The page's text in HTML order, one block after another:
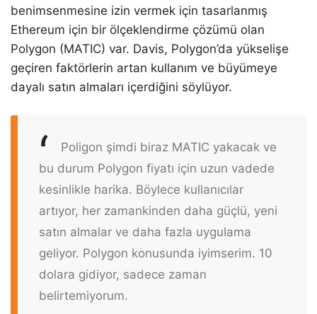
benimsenmesine izin vermek için tasarlanmış
Ethereum için bir ölçeklendirme çözümü olan
Polygon (MATIC) var. Davis, Polygon’da yükselişe
geçiren faktörlerin artan kullanım ve büyümeye
dayalı satın almaları içerdiğini söylüyor.
Poligon şimdi biraz MATIC yakacak ve
bu durum Polygon fiyatı için uzun vadede
kesinlikle harika. Böylece kullanıcılar
artıyor, her zamankinden daha güçlü, yeni
satın almalar ve daha fazla uygulama
geliyor. Polygon konusunda iyimserim. 10
dolara gidiyor, sadece zaman
belirtemiyorum.